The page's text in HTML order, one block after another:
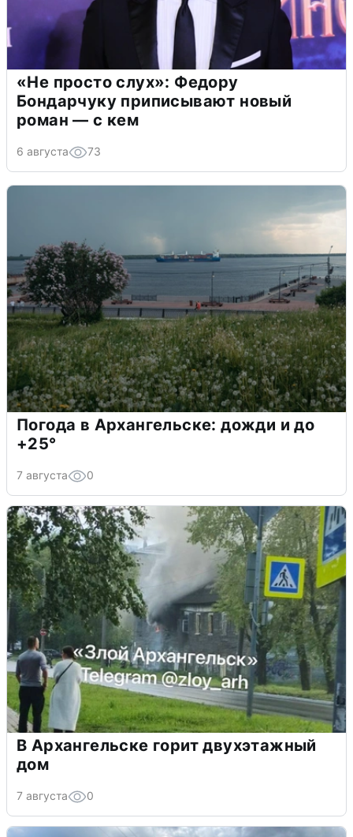
«Не просто слух»: Федору
Бондарчуку приписывают новый
роман — с кем
6 августа 73
Погода в Архангельске: дожди и до
+25°
7 августа 0
В Архангельске горит двухэтажный
дом
7 августа 0